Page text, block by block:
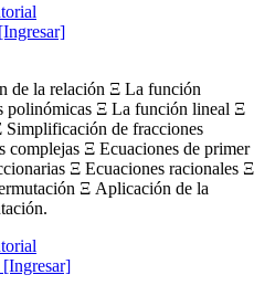
de la relación Ξ La función
polinómicas Ξ La función lineal Ξ
Simplificación de fracciones
complejas Ξ Ecuaciones de primer
Ξ Ecuaciones racionales Ξ
Ξ Aplicación de la